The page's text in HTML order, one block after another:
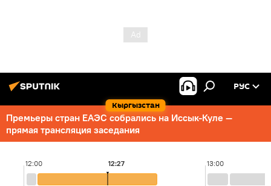
Кыргызстан
РУС
Премьеры стран ЕАЭС собрались на Иссык-Куле —
прямая трансляция заседания
12:00 13:00
12:27